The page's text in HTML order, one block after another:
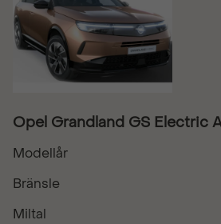
Opel Grandland GS Electric
Modellår
Bränsle
Miltal